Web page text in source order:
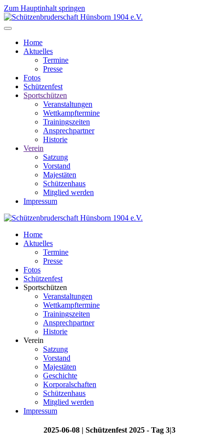
Zum Hauptinhalt springen
Home
Aktuelles
Termine
Presse
Fotos
Schützenfest
Sportschützen
Veranstaltungen
Wettkampftermine
Trainingszeiten
Ansprechpartner
Historie
Verein
Satzung
Vorstand
Majestäten
Schützenhaus
Mitglied werden
Impressum
Home
Aktuelles
Termine
Presse
Fotos
Schützenfest
Sportschützen
Veranstaltungen
Wettkampftermine
Trainingszeiten
Ansprechpartner
Historie
Verein
Satzung
Vorstand
Majestäten
Geschichte
Korporalschaften
Schützenhaus
Mitglied werden
Impressum
2025-06-08 | Schützenfest 2025 - Tag 3|3